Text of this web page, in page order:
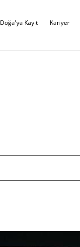
Doğa'ya Kayıt Kariyer